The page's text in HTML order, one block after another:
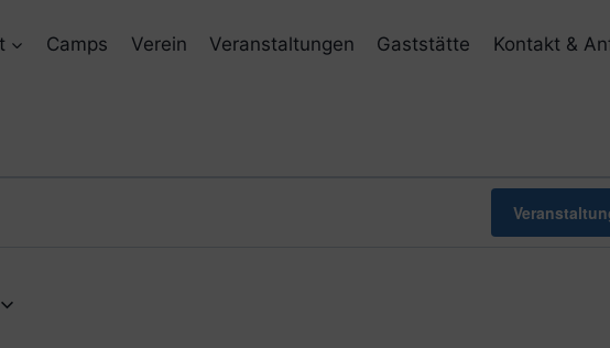
Camps Verein Veranstaltungen Gaststätte Kontakt &